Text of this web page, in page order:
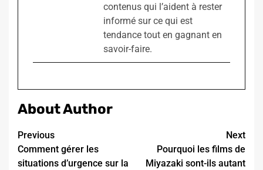
contenus qui l’aident à rester
informé sur ce qui est
tendance tout en gagnant en
savoir-faire.
About Author
Continue
Reading
Previous
Comment gérer les
situations d’urgence sur la
Next
Pourquoi les films de
Miyazaki sont-ils autant